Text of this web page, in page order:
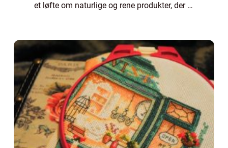
et løfte om naturlige og rene produkter, der er